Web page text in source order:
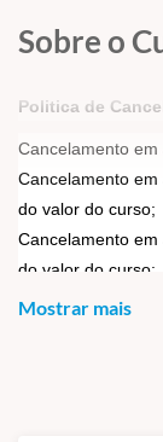
Sobre o
Politica de
Cancelamento
Cancelamento
do valor do curso;
Cancelamento
do valor do curso;
Após 60 dias após
Mostrar mais